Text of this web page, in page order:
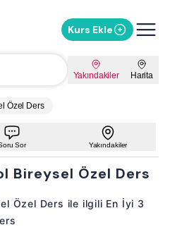
Kurs Ekle
Yakındakiler Harita
Özel Ders
Sor Yakındakiler
Bireysel Özel Ders
Özel Ders ile ilgili En İyi 3